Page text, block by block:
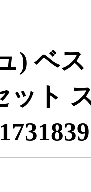
) ベ
ット